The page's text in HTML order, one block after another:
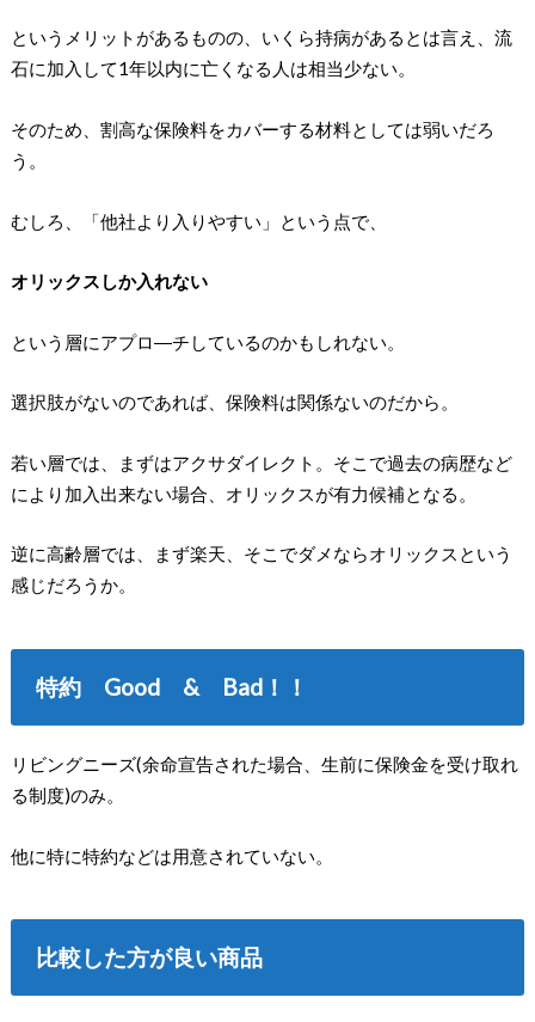
というメリットがあるものの、いくら持病があるとは言え、流
石に加入して1年以内に亡くなる人は相当少ない。
そのため、割高な保険料をカバーする材料としては弱いだろ
う。
むしろ、「他社より入りやすい」という点で、
オリックスしか入れない
という層にアプロ―チしているのかもしれない。
選択肢がないのであれば、保険料は関係ないのだから。
若い層では、まずはアクサダイレクト。そこで過去の病歴など
により加入出来ない場合、オリックスが有力候補となる。
逆に高齢層では、まず楽天、そこでダメならオリックスという
感じだろうか。
特約 Good & Bad！！
リビングニーズ(余命宣告された場合、生前に保険金を受け取れ
る制度)のみ。
他に特に特約などは用意されていない。
比較した方が良い商品